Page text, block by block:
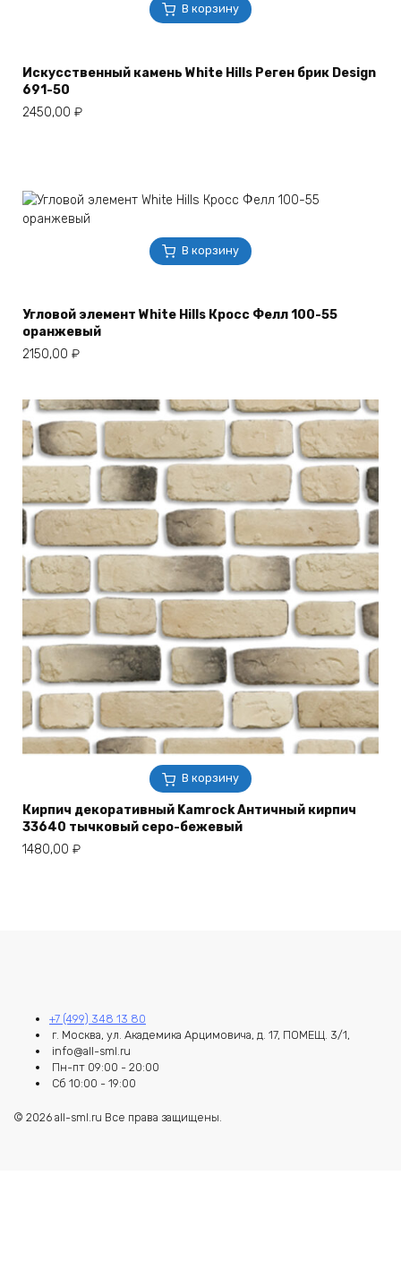
В корзину
Искусственный камень White Hills Реген брик Design
691-50
2450,00 ₽
В корзину
Угловой элемент White Hills Кросс Фелл 100-55
оранжевый
2150,00 ₽
В корзину
Кирпич декоративный Kamrock Античный кирпич
33640 тычковый серо-бежевый
1480,00 ₽
+7 (499) 348 13 80
г. Москва, ул. Академика Арцимовича, д. 17, ПОМЕЩ. 3/1,
info@all-sml.ru
Пн-пт 09:00 - 20:00
Сб 10:00 - 19:00
© 2026 all-sml.ru Все права защищены.